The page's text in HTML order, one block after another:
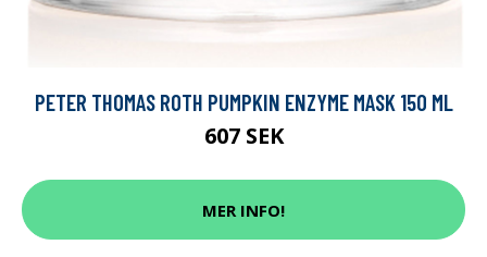
PETER THOMAS ROTH PUMPKIN ENZYME MASK 150 ML
607 SEK
MER INFO!